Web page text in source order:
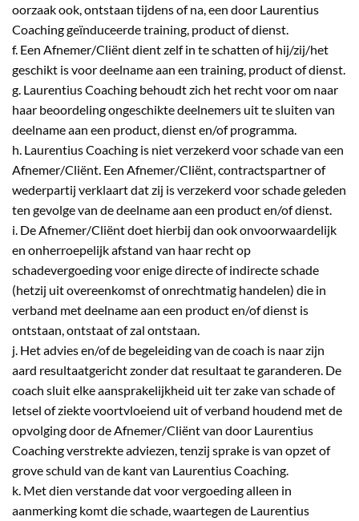
oorzaak ook, ontstaan tijdens of na, een door Laurentius
Coaching geïnduceerde training, product of dienst.
f. Een Afnemer/Cliënt dient zelf in te schatten of hij/zij/het
geschikt is voor deelname aan een training, product of dienst.
g. Laurentius Coaching behoudt zich het recht voor om naar
haar beoordeling ongeschikte deelnemers uit te sluiten van
deelname aan een product, dienst en/of programma.
h. Laurentius Coaching is niet verzekerd voor schade van een
Afnemer/Cliënt. Een Afnemer/Cliënt, contractspartner of
wederpartij verklaart dat zij is verzekerd voor schade geleden
ten gevolge van de deelname aan een product en/of dienst.
i. De Afnemer/Cliënt doet hierbij dan ook onvoorwaardelijk
en onherroepelijk afstand van haar recht op
schadevergoeding voor enige directe of indirecte schade
(hetzij uit overeenkomst of onrechtmatig handelen) die in
verband met deelname aan een product en/of dienst is
ontstaan, ontstaat of zal ontstaan.
j. Het advies en/of de begeleiding van de coach is naar zijn
aard resultaatgericht zonder dat resultaat te garanderen. De
coach sluit elke aansprakelijkheid uit ter zake van schade of
letsel of ziekte voortvloeiend uit of verband houdend met de
opvolging door de Afnemer/Cliënt van door Laurentius
Coaching verstrekte adviezen, tenzij sprake is van opzet of
grove schuld van de kant van Laurentius Coaching.
k. Met dien verstande dat voor vergoeding alleen in
aanmerking komt die schade, waartegen de Laurentius